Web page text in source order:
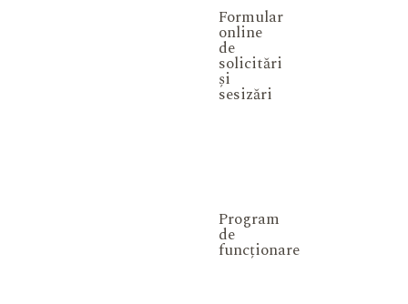
Formular
online
de
solicitări
și
sesizări
Program
de
funcționare